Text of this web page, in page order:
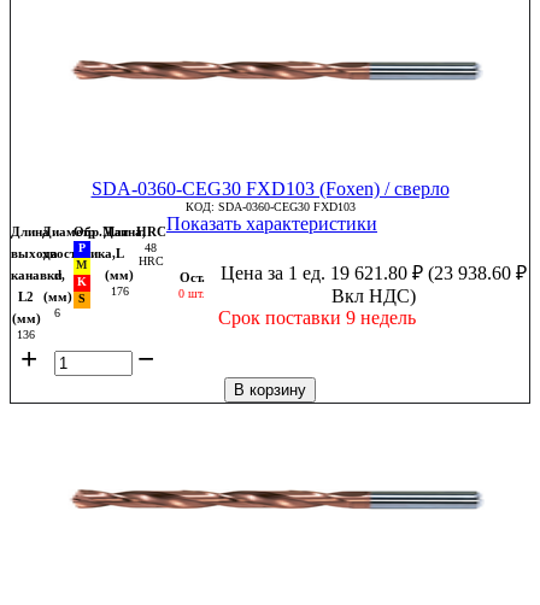
SDA-0360-CEG30 FXD103 (Foxen) / сверло
КОД: SDA-0360-CEG30 FXD103
Длина
выхода
канавки,
L2
(мм)
136
Диаметр
хвостовика,
d
(мм)
6
Обр.МатДлина,
L
(мм)
176
HRC
48
HRC
Показать характеристики
Ост.
0 шт.
Цена за 1 ед. 19 621.80 ₽ (23 938.60 ₽
Вкл НДС)
Срок поставки 9 недель
+ −
В корзину